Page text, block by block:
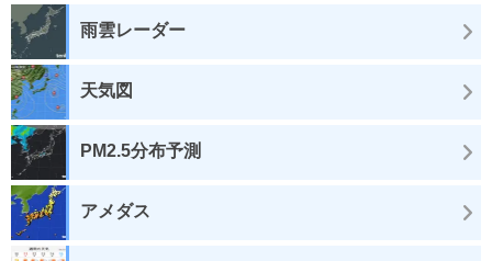
雨雲レーダー
天気図
PM2.5分布予測
アメダス